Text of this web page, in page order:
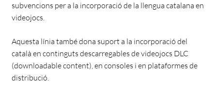
subvencions per a la incorporació de la llengua catalana en
videojocs.
Aquesta línia també dona suport a la incorporació del
català en continguts descarregables de videojocs DLC
(downloadable content), en consoles i en plataformes de
distribució.